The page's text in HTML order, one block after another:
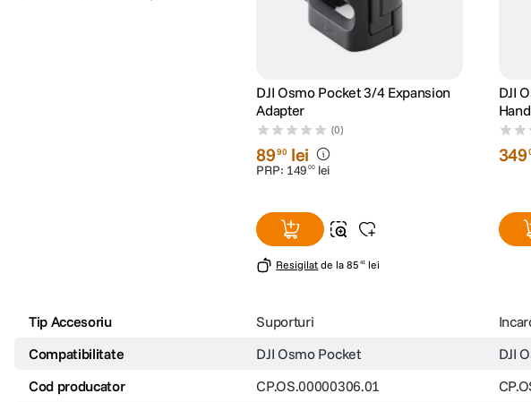
DJI Osmo Pocket 3/4 Expansion
Adapter
(0)
8990 lei
PRP: 149 00 lei
Resigilat de la 85 41 lei
DJI
349
Tip Accesoriu Suporturi
Compatibilitate
DJI Osmo Pocket DJI
Cod producator
CP.OS.00000306.01